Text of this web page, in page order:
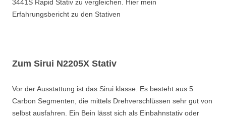
3441S Rapid Stativ zu vergleichen. Hier mein
Erfahrungsbericht zu den Stativen
Zum Sirui N2205X Stativ
Vor der Ausstattung ist das Sirui klasse. Es besteht aus 5
Carbon Segmenten, die mittels Drehverschlüssen sehr gut von
selbst ausfahren. Ein Bein lässt sich als Einbahnstativ oder